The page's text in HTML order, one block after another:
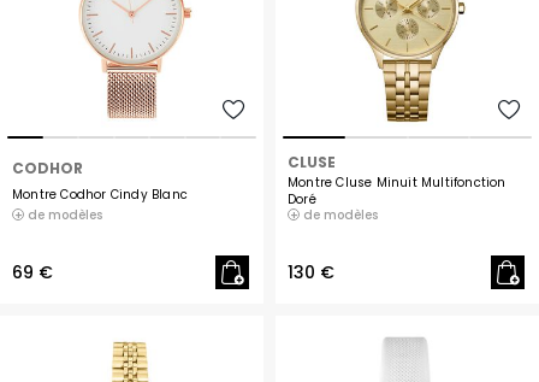
CODHOR
Montre Codhor Cindy Blanc
de modèles
69 €
CLUSE
Montre Cluse Minuit Multifonction
Doré
de modèles
130 €